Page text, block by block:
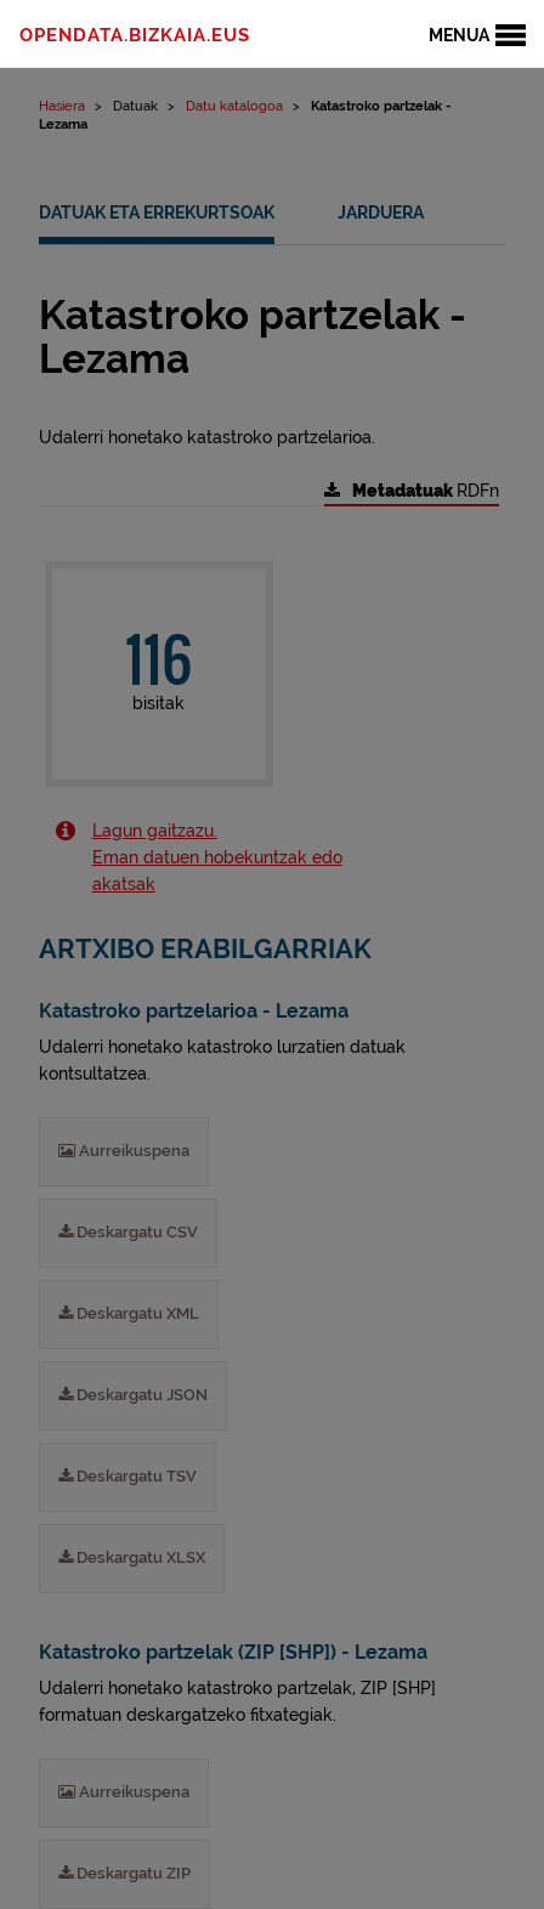
MENUA
OPENDATA.BIZKAIA.EUS
Hasiera Datuak Datu katalogoa
Katastroko partzelak -
Lezama
DATUAK ETA ERREKURTSOAK JARDUERA
Katastroko partzelak -
Lezama
Udalerri honetako katastroko partzelarioa.
Metadatuak RDFn
116
bisitak
Lagun gaitzazu.
Eman datuen hobekuntzak edo
akatsak
ARTXIBO ERABILGARRIAK
Katastroko partzelarioa - Lezama
Udalerri honetako katastroko lurzatien datuak
kontsultatzea.
Aurreikuspena
Deskargatu CSV
Deskargatu XML
Deskargatu JSON
Deskargatu TSV
Deskargatu XLSX
Katastroko partzelak (ZIP [SHP]) - Lezama
Udalerri honetako katastroko partzelak, ZIP [SHP]
formatuan deskargatzeko fitxategiak.
Aurreikuspena
Deskargatu ZIP